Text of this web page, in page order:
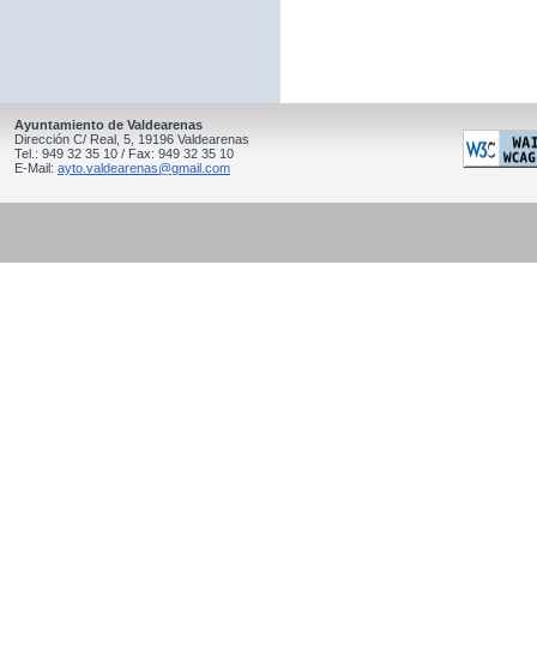
Ayuntamiento de Valdearenas
Dirección C/ Real, 5, 19196 Valdearenas
Tel.: 949 32 35 10 / Fax: 949 32 35 10
E-Mail: ayto.valdearenas@gmail.com